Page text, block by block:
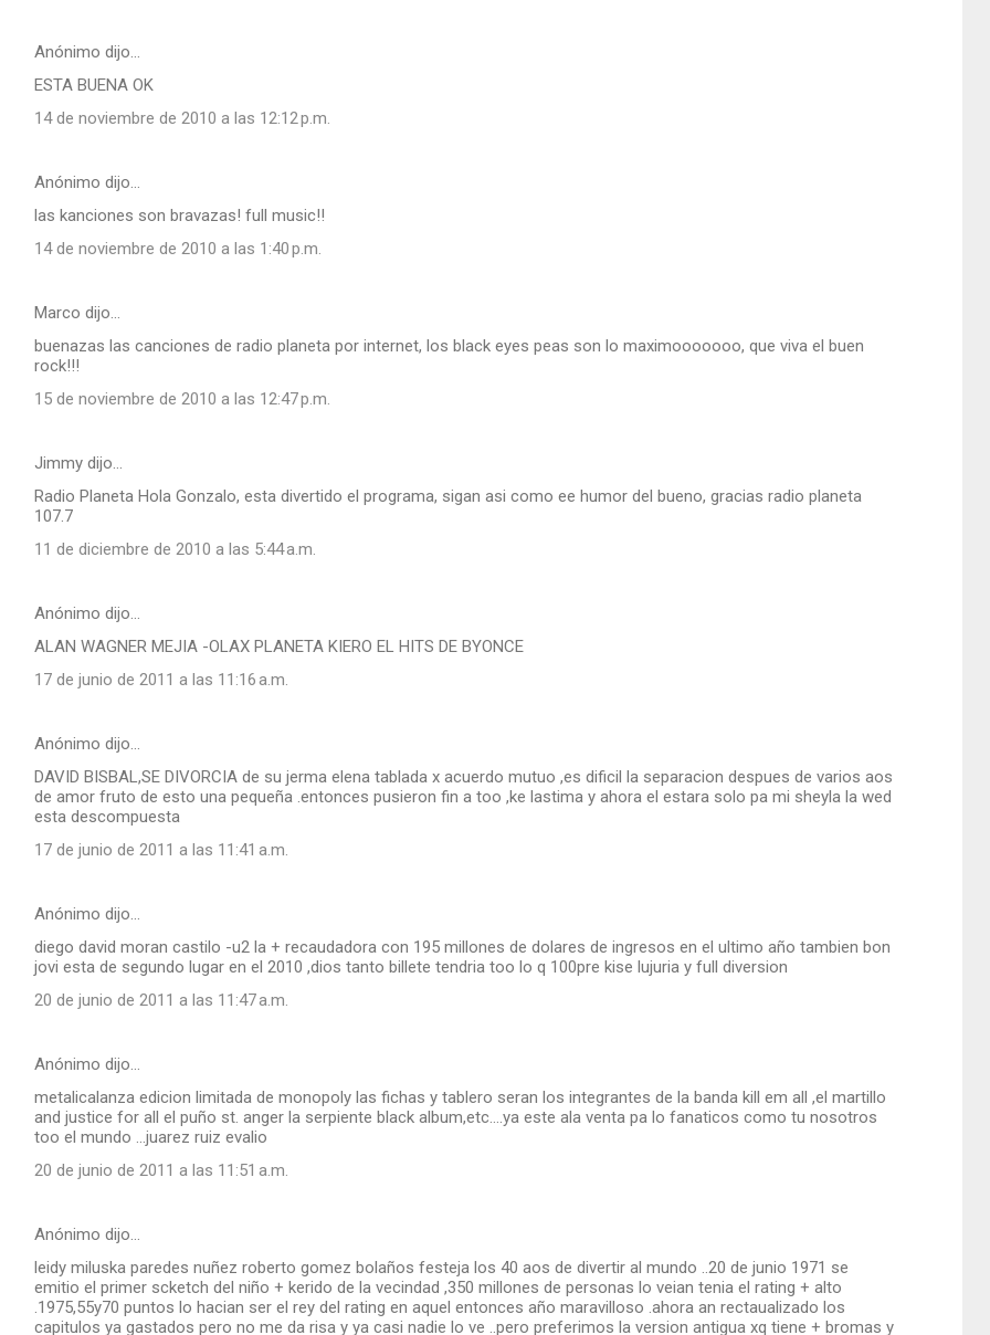
Anónimo dijo…
ESTA BUENA OK
14 de noviembre de 2010 a las 12:12 p.m.
Anónimo dijo…
las kanciones son bravazas! full music!!
14 de noviembre de 2010 a las 1:40 p.m.
Marco dijo…
buenazas las canciones de radio planeta por internet, los black eyes peas son lo maximooooooo, que viva el buen
rock!!!
15 de noviembre de 2010 a las 12:47 p.m.
Jimmy dijo…
Radio Planeta Hola Gonzalo, esta divertido el programa, sigan asi como ee humor del bueno, gracias radio planeta
107.7
11 de diciembre de 2010 a las 5:44 a.m.
Anónimo dijo…
ALAN WAGNER MEJIA -OLAX PLANETA KIERO EL HITS DE BYONCE
17 de junio de 2011 a las 11:16 a.m.
Anónimo dijo…
DAVID BISBAL,SE DIVORCIA de su jerma elena tablada x acuerdo mutuo ,es dificil la separacion despues de varios aos
de amor fruto de esto una pequeña .entonces pusieron fin a too ,ke lastima y ahora el estara solo pa mi sheyla la wed
esta descompuesta
17 de junio de 2011 a las 11:41 a.m.
Anónimo dijo…
diego david moran castilo -u2 la + recaudadora con 195 millones de dolares de ingresos en el ultimo año tambien bon
jovi esta de segundo lugar en el 2010 ,dios tanto billete tendria too lo q 100pre kise lujuria y full diversion
20 de junio de 2011 a las 11:47 a.m.
Anónimo dijo…
metalicalanza edicion limitada de monopoly las fichas y tablero seran los integrantes de la banda kill em all ,el martillo
and justice for all el puño st. anger la serpiente black album,etc....ya este ala venta pa lo fanaticos como tu nosotros
too el mundo ...juarez ruiz evalio
20 de junio de 2011 a las 11:51 a.m.
Anónimo dijo…
leidy miluska paredes nuñez roberto gomez bolaños festeja los 40 aos de divertir al mundo ..20 de junio 1971 se
emitio el primer scketch del niño + kerido de la vecindad ,350 millones de personas lo veian tenia el rating + alto
.1975,55y70 puntos lo hacian ser el rey del rating en aquel entonces año maravilloso .ahora an rectaualizado los
capitulos ya gastados pero no me da risa y ya casi nadie lo ve ..pero preferimos la version antigua xq tiene + bromas y